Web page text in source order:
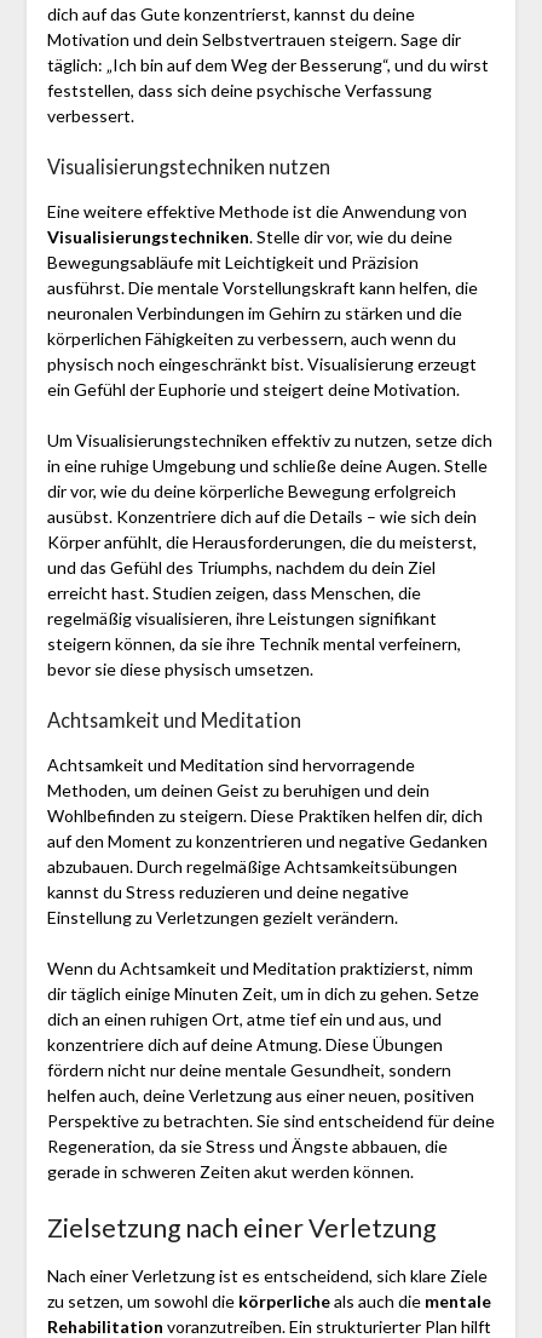
dich auf das Gute konzentrierst, kannst du deine
Motivation und dein Selbstvertrauen steigern. Sage dir
täglich: „Ich bin auf dem Weg der Besserung“, und du wirst
feststellen, dass sich deine psychische Verfassung
verbessert.
Visualisierungstechniken nutzen
Eine weitere effektive Methode ist die Anwendung von
Visualisierungstechniken. Stelle dir vor, wie du deine
Bewegungsabläufe mit Leichtigkeit und Präzision
ausführst. Die mentale Vorstellungskraft kann helfen, die
neuronalen Verbindungen im Gehirn zu stärken und die
körperlichen Fähigkeiten zu verbessern, auch wenn du
physisch noch eingeschränkt bist. Visualisierung erzeugt
ein Gefühl der Euphorie und steigert deine Motivation.
Um Visualisierungstechniken effektiv zu nutzen, setze dich
in eine ruhige Umgebung und schließe deine Augen. Stelle
dir vor, wie du deine körperliche Bewegung erfolgreich
ausübst. Konzentriere dich auf die Details – wie sich dein
Körper anfühlt, die Herausforderungen, die du meisterst,
und das Gefühl des Triumphs, nachdem du dein Ziel
erreicht hast. Studien zeigen, dass Menschen, die
regelmäßig visualisieren, ihre Leistungen signifikant
steigern können, da sie ihre Technik mental verfeinern,
bevor sie diese physisch umsetzen.
Achtsamkeit und Meditation
Achtsamkeit und Meditation sind hervorragende
Methoden, um deinen Geist zu beruhigen und dein
Wohlbefinden zu steigern. Diese Praktiken helfen dir, dich
auf den Moment zu konzentrieren und negative Gedanken
abzubauen. Durch regelmäßige Achtsamkeitsübungen
kannst du Stress reduzieren und deine negative
Einstellung zu Verletzungen gezielt verändern.
Wenn du Achtsamkeit und Meditation praktizierst, nimm
dir täglich einige Minuten Zeit, um in dich zu gehen. Setze
dich an einen ruhigen Ort, atme tief ein und aus, und
konzentriere dich auf deine Atmung. Diese Übungen
fördern nicht nur deine mentale Gesundheit, sondern
helfen auch, deine Verletzung aus einer neuen, positiven
Perspektive zu betrachten. Sie sind entscheidend für deine
Regeneration, da sie Stress und Ängste abbauen, die
gerade in schweren Zeiten akut werden können.
Zielsetzung nach einer Verletzung
Nach einer Verletzung ist es entscheidend, sich klare Ziele
zu setzen, um sowohl die körperlicheals auch die mentale
Rehabilitation voranzutreiben. Ein strukturierter Plan hilft